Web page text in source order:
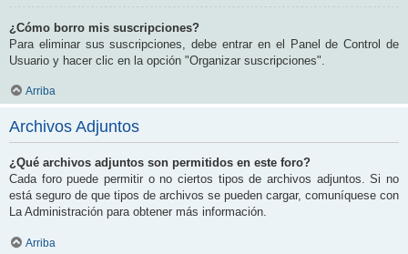
¿Cómo borro mis suscripciones?
Para eliminar sus suscripciones, debe entrar en el Panel de Control de
Usuario y hacer clic en la opción "Organizar suscripciones".
Arriba
Archivos Adjuntos
¿Qué archivos adjuntos son permitidos en este foro?
Cada foro puede permitir o no ciertos tipos de archivos adjuntos. Si no
está seguro de que tipos de archivos se pueden cargar, comuníquese con
La Administración para obtener más información.
Arriba